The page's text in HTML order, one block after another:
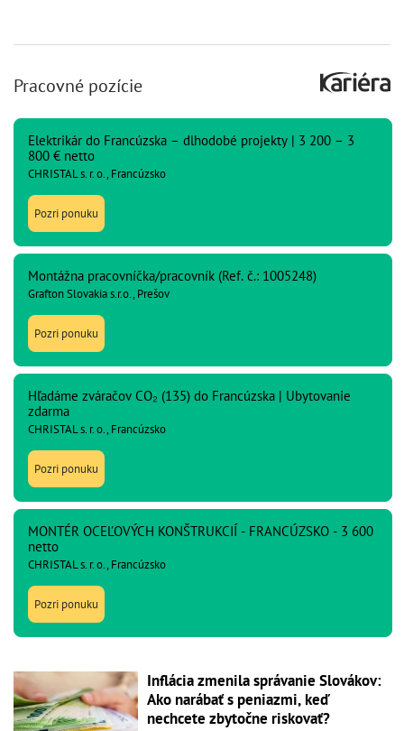
Pracovné pozície
Elektrikár do Francúzska – dlhodobé projekty | 3 200 – 3
800 € netto
CHRISTAL s. r. o., Francúzsko
Pozri ponuku
Montážna pracovníčka/pracovník (Ref. č.: 1005248)
Grafton Slovakia s.r.o., Prešov
Pozri ponuku
Hľadáme zváračov CO₂ (135) do Francúzska | Ubytovanie
zdarma
CHRISTAL s. r. o., Francúzsko
Pozri ponuku
MONTÉR OCEĽOVÝCH KONŠTRUKCIÍ - FRANCÚZSKO - 3 600
netto
CHRISTAL s. r. o., Francúzsko
Pozri ponuku
Inflácia zmenila správanie Slovákov:
Ako narábať s peniazmi, keď
nechcete zbytočne riskovať?